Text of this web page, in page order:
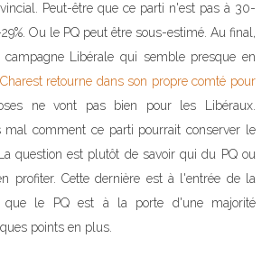
Peut-être que ce parti n'est pas à 30-
Ou le PQ peut être sous-estimé. Au final,
Libérale qui semble presque en
Charest retourne dans son propre comté pour
ne vont pas bien pour les Libéraux.
mal comment ce parti pourrait conserver le
question est plutôt de savoir qui du PQ ou
profiter. Cette dernière est à l'entrée de la
que le PQ est à la porte d'une majorité
points en plus.